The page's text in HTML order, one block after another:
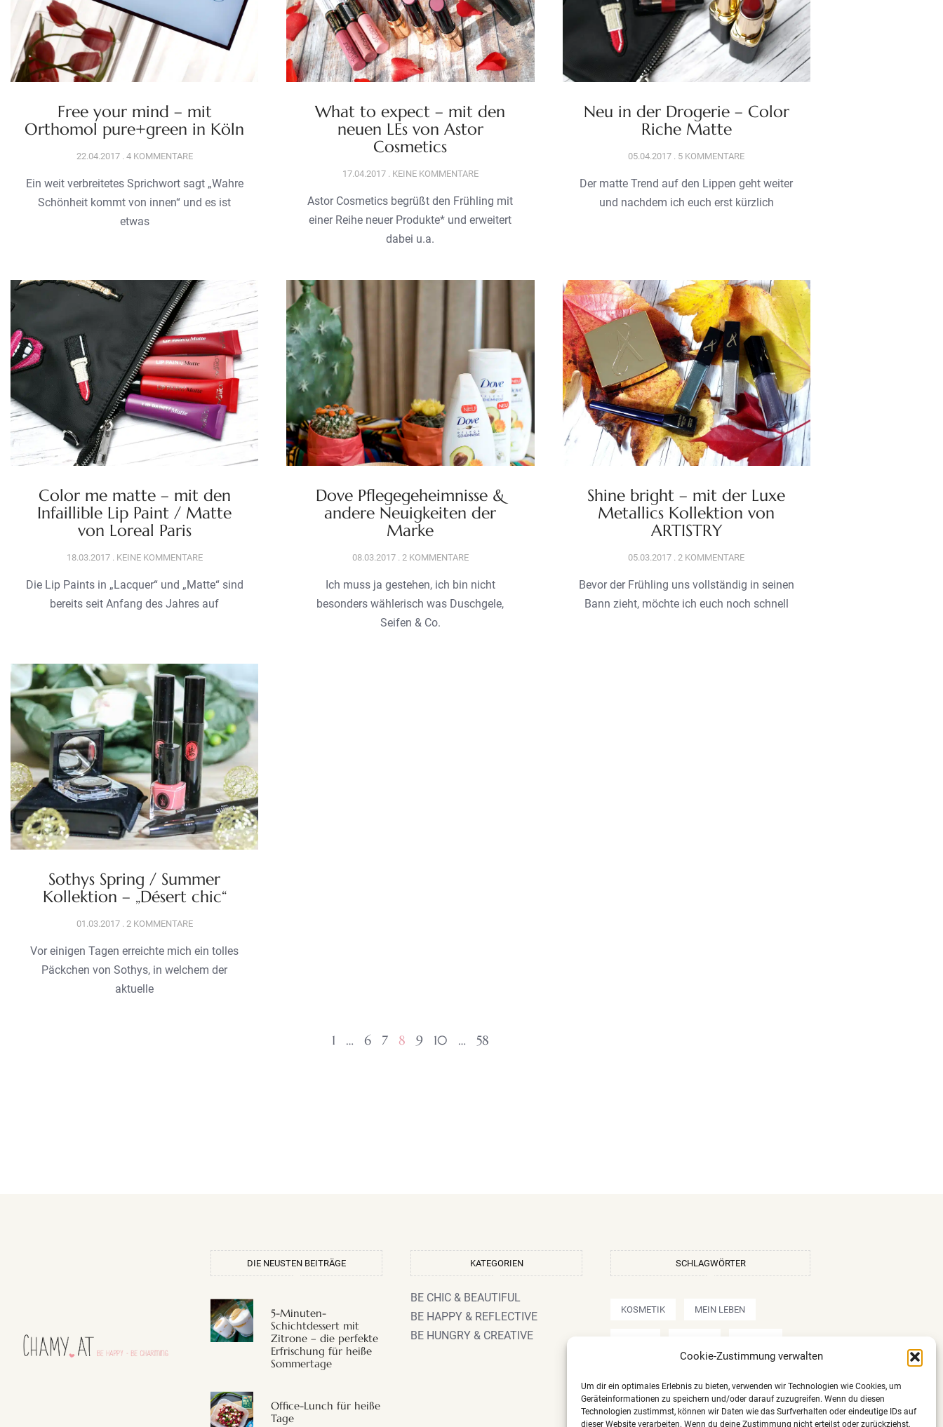
Cookie-Zustimmung verwalten
Um dir ein optimales Erlebnis zu bieten, verwenden wir Technologien wie Cookies, um
Geräteinformationen zu speichern und/oder darauf zuzugreifen. Wenn du diesen
Technologien zustimmst, können wir Daten wie das Surfverhalten oder eindeutige IDs auf
dieser Website verarbeiten. Wenn du deine Zustimmung nicht erteilst oder zurückziehst,
Free your mind – mit
Orthomol pure+green in Köln
22.04.2017 4 KOMMENTARE
Ein weit verbreitetes Sprichwort sagt „Wahre
Schönheit kommt von innen“ und es ist
etwas
What to expect – mit den
neuen LEs von Astor
Cosmetics
17.04.2017 KEINE KOMMENTARE
Astor Cosmetics begrüßt den Frühling mit
einer Reihe neuer Produkte* und erweitert
dabei u.a.
Neu in der Drogerie – Color
Riche Matte
05.04.2017 5 KOMMENTARE
Der matte Trend auf den Lippen geht weiter
und nachdem ich euch erst kürzlich
Color me matte – mit den
Infaillible Lip Paint / Matte
von Loreal Paris
18.03.2017 KEINE KOMMENTARE
Die Lip Paints in „Lacquer“ und „Matte“ sind
bereits seit Anfang des Jahres auf
Dove Pflegegeheimnisse &
andere Neuigkeiten der
Marke
08.03.2017 2 KOMMENTARE
Ich muss ja gestehen, ich bin nicht
besonders wählerisch was Duschgele,
Seifen & Co.
Shine bright – mit der Luxe
Metallics Kollektion von
ARTISTRY
05.03.2017 2 KOMMENTARE
Bevor der Frühling uns vollständig in seinen
Bann zieht, möchte ich euch noch schnell
Sothys Spring / Summer
Kollektion – „Désert chic“
01.03.2017 2 KOMMENTARE
Vor einigen Tagen erreichte mich ein tolles
Päckchen von Sothys, in welchem der
aktuelle
1 … 6 7 8 9 10 … 58
DIE NEUSTEN BEITRÄGE
5-Minuten-
Schichtdessert mit
Zitrone – die perfekte
Erfrischung für heiße
Sommertage
Office-Lunch für heiße
Tage
KATEGORIEN
BE CHIC & BEAUTIFUL
BE HAPPY & REFLECTIVE
BE HUNGRY & CREATIVE
SCHLAGWÖRTER
KOSMETIK MEIN LEBEN
REISEN REZEPTE